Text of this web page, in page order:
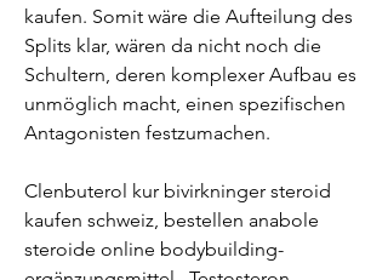
kaufen. Somit wäre die Aufteilung des
Splits klar, wären da nicht noch die
Schultern, deren komplexer Aufbau es
unmöglich macht, einen spezifischen
Antagonisten festzumachen.
Clenbuterol kur bivirkninger steroid
kaufen schweiz, bestellen anabole
steroide online bodybuilding-